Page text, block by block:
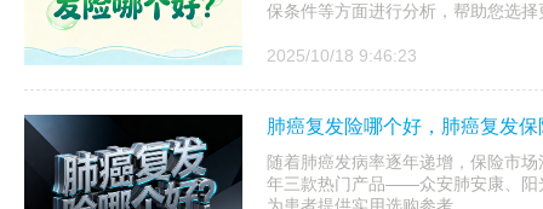
保条件等方面进行分析，帮助您选
2025/10/18 9:46:23
肺癌复发险哪个好，肺癌复发
随着肺癌发病率逐年递增，保险市
年三款热门产品——众安肺安康、阳